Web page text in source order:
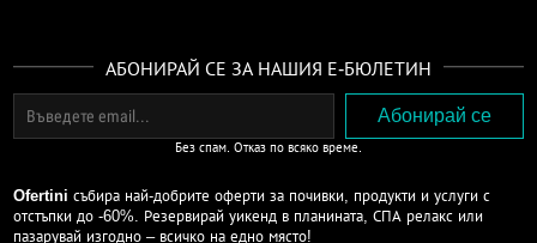
АБОНИРАЙ СЕ ЗА НАШИЯ Е-БЮЛЕТИН
Без спам. Отказ по всяко време.
Ofertini събира най-добрите оферти за почивки, продукти и услуги с
отстъпки до -60%. Резервирай уикенд в планината, СПА релакс или
пазарувай изгодно – всичко на едно място!